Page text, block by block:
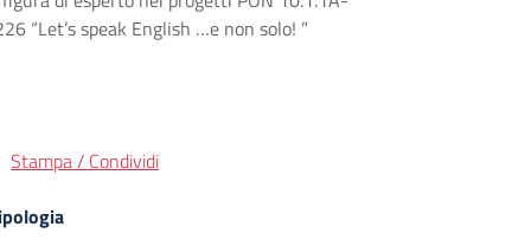
“Let’s speak English …e non solo! ”
Stampa / Condividi